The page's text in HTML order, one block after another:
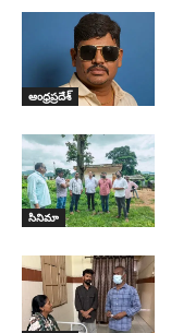
ఆంధ్రప్రదేశ్
సినిమా